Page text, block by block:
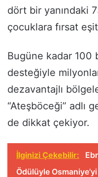
dört bir yanındaki
çocuklara fırsat
Bugüne kadar 100
desteğiyle
dezavantajlı
“Ateşböceği” adlı
de dikkat çekiyor.
İlginizi Çekebilir:
Ödülüyle